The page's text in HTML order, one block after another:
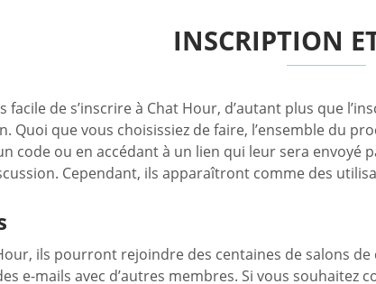
INSCRIPTION
de s’inscrire à Chat Hour, d’autant plus que
Quoi que vous choisissiez de faire, l’ensemble du
code ou en accédant à un lien qui leur sera
Cependant, ils apparaîtront comme des
ils pourront rejoindre des centaines de salons
e-mails avec d’autres membres. Si vous